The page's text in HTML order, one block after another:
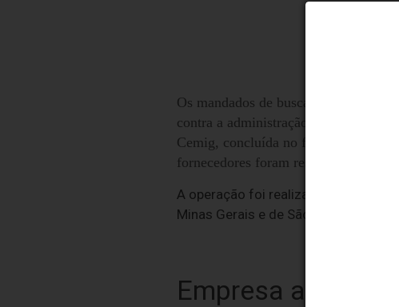
Os mandados de busca e apreensão
contra a administração pública e
Cemig, concluída no fim de 2020. Na
fornecedores foram rescindidos,
A operação foi realizada em
Minas Gerais e de São Paulo e com
Empresa afastou